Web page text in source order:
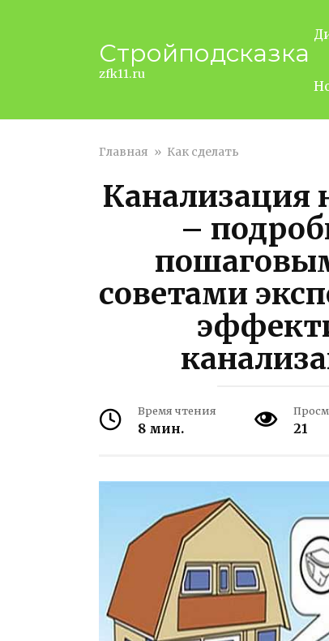
Стройподсказка
zfk11.ru
Главная » Как сделать
Канализация
–
советами
Время чтения
8 мин. 21